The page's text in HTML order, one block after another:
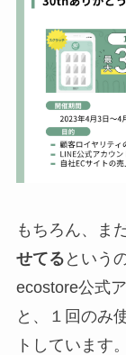
もちろん、ま
せてる という
ecostore公式
と、１回のみ
トしています。